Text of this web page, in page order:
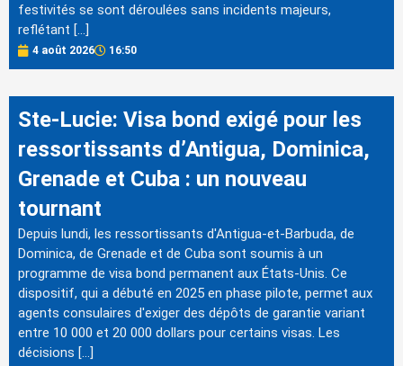
festivités se sont déroulées sans incidents majeurs,
reflétant […]
4 août 2026 16:50
Ste-Lucie: Visa bond exigé pour les
ressortissants d’Antigua, Dominica,
Grenade et Cuba : un nouveau
tournant
Depuis lundi, les ressortissants d'Antigua-et-Barbuda, de
Dominica, de Grenade et de Cuba sont soumis à un
programme de visa bond permanent aux États-Unis. Ce
dispositif, qui a débuté en 2025 en phase pilote, permet aux
agents consulaires d'exiger des dépôts de garantie variant
entre 10 000 et 20 000 dollars pour certains visas. Les
décisions […]